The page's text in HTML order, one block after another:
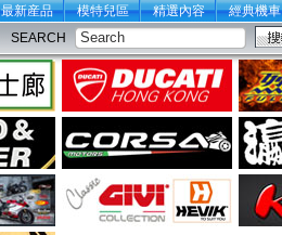
最新産品 模特兒區 精選內容 經典機車
SEARCH